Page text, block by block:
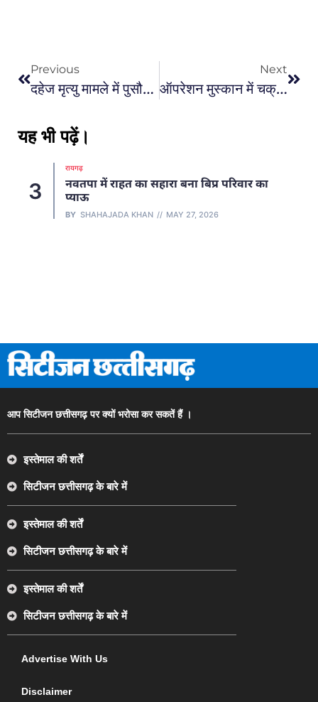
Previous
दहेज मृत्यु मामले में पुसौर पुलिस ने आरोपित पति को गिरफ्तार कर न्यायिक रिमांड पर भेजा…
Next
ऑपरेशन मुस्कान में चक्रधरनगर पुलिस को मिली एक और सफलता: रायपुर से लापता नाबालिग बालिका की बरामदगी, आरोपी को किया गिरफ्तार…
यह भी पढ़ें।
3
रायगढ़
नवतपा में राहत का सहारा बना बिप्र परिवार का
प्याऊ
BY SHAHAJADA KHAN MAY 27, 2026
आप सिटीजन छत्तीसगढ़ पर क्यों भरोसा कर सकतें हैं ।
इस्तेमाल की शर्तें
सिटीजन छत्तीसगढ़ के बारे में
इस्तेमाल की शर्तें
सिटीजन छत्तीसगढ़ के बारे में
इस्तेमाल की शर्तें
सिटीजन छत्तीसगढ़ के बारे में
Advertise With Us
Disclaimer